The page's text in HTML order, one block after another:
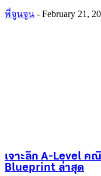
พี่จูนจูน - February 21,
เจาะลึก A-Level ค
Blueprint ล่าสุด